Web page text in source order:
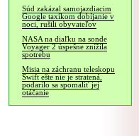
Súd zakázal samojazdiacim
Google taxíkom dobíjanie v
noci, rušili obyvateľov
NASA na diaľku na sonde
Voyager 2 úspešne znížila
spotrebu
Misia na záchranu teleskopu
Swift ešte nie je stratená,
podarilo sa spomaliť jej
otáčanie